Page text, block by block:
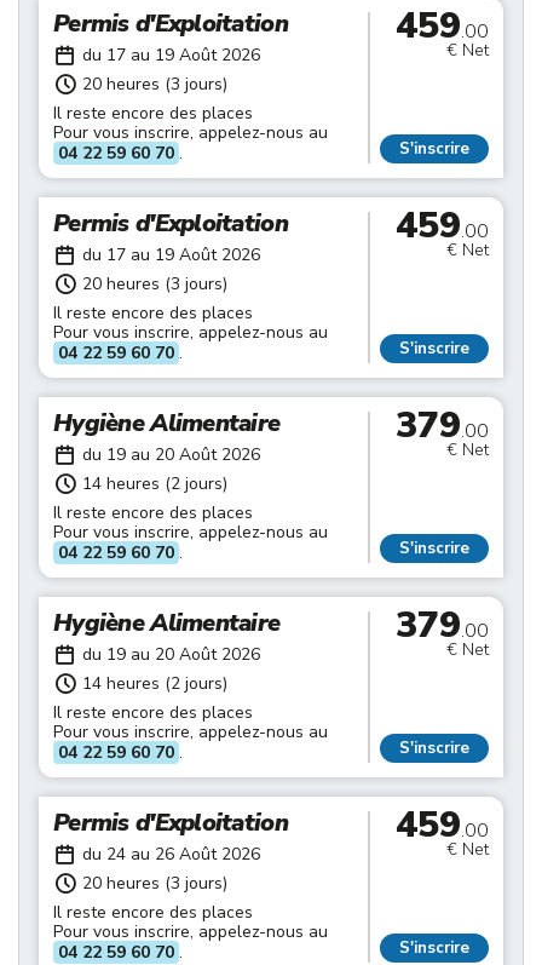
Permis d'Exploitation
du 17 au 19 Août 2026
20 heures (3 jours)
Il reste encore des places
Pour vous inscrire, appelez-nous au
04 22 59 60 70 .
459.00
€ Net
S'inscrire
Permis d'Exploitation
du 17 au 19 Août 2026
20 heures (3 jours)
Il reste encore des places
Pour vous inscrire, appelez-nous au
04 22 59 60 70 .
459.00
€ Net
S'inscrire
Hygiène Alimentaire
du 19 au 20 Août 2026
14 heures (2 jours)
Il reste encore des places
Pour vous inscrire, appelez-nous au
04 22 59 60 70 .
379.00
€ Net
S'inscrire
Hygiène Alimentaire
du 19 au 20 Août 2026
14 heures (2 jours)
Il reste encore des places
Pour vous inscrire, appelez-nous au
04 22 59 60 70 .
379.00
€ Net
S'inscrire
Permis d'Exploitation
du 24 au 26 Août 2026
20 heures (3 jours)
Il reste encore des places
Pour vous inscrire, appelez-nous au
04 22 59 60 70 .
459.00
€ Net
S'inscrire